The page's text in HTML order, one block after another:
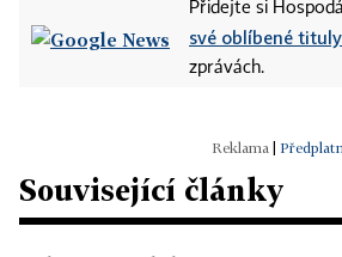
Přidejte si
své oblíbené tituly
zprávách.
Související články